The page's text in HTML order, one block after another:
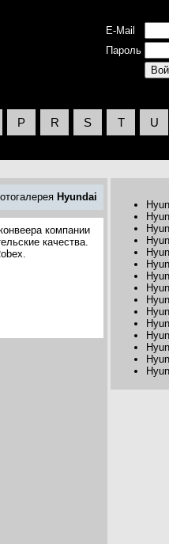
E-Mail
Пароль
P R S T U
Hyundai
компании
качества.